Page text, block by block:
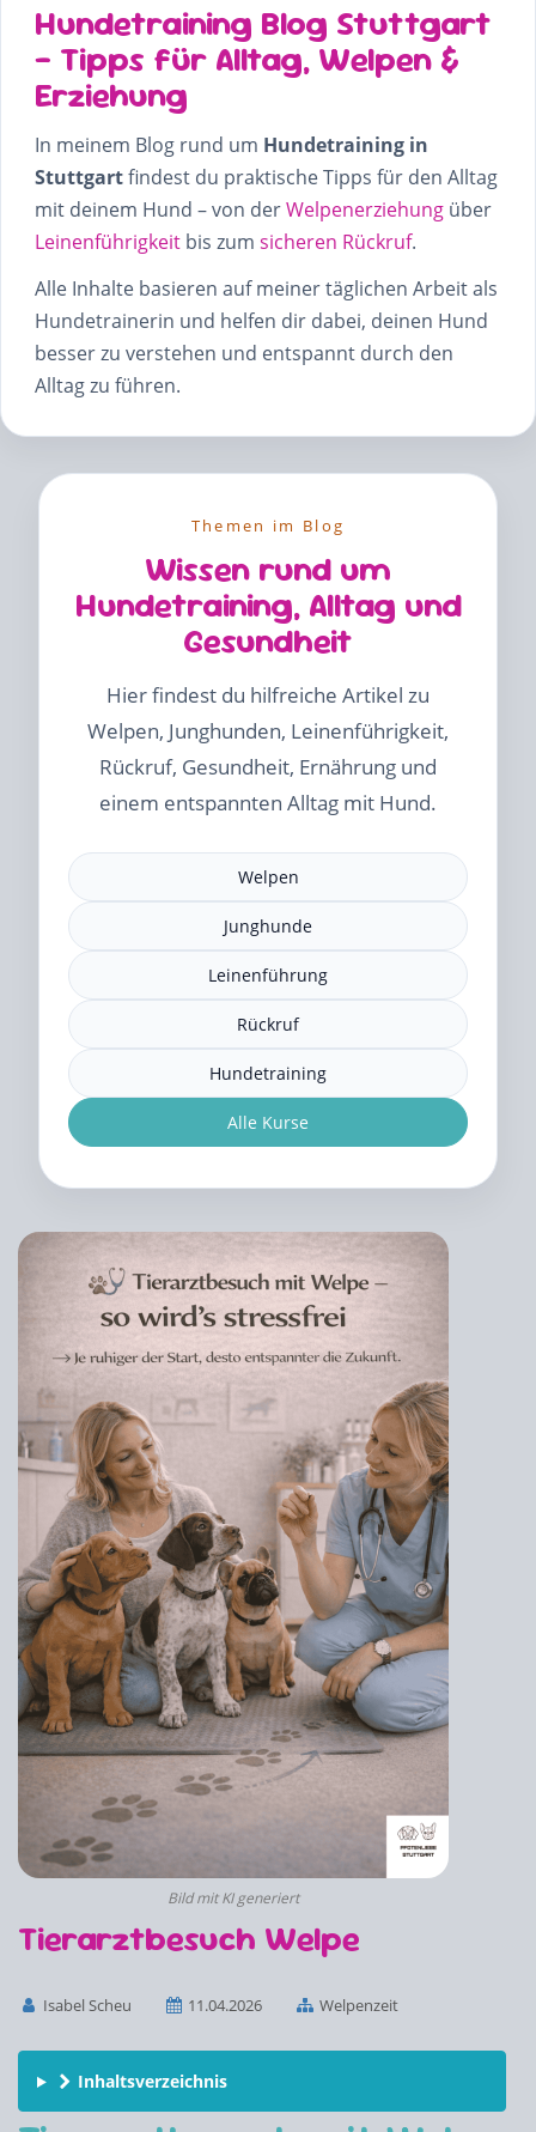
Hundetraining Blog Stuttgart
– Tipps für Alltag, Welpen &
Erziehung
In meinem Blog rund um Hundetraining in
Stuttgartfindest du praktische Tipps für den Alltag
mit deinem Hund – von derWelpenerziehung über
Leinenführigkeit bis zum sicheren Rückruf.
Alle Inhalte basieren auf meiner täglichen Arbeit als
Hundetrainerin und helfen dir dabei, deinen Hund
besser zu verstehen und entspannt durch den
Alltag zu führen.
Themen im Blog
Wissen rund um
Hundetraining, Alltag und
Gesundheit
Hier findest du hilfreiche Artikel zu
Welpen, Junghunden, Leinenführigkeit,
Rückruf, Gesundheit, Ernährung und
einem entspannten Alltag mit Hund.
Welpen
Junghunde
Leinenführung
Rückruf
Hundetraining
Alle Kurse
Bild mit KI generiert
Tierarztbesuch Welpe
Isabel Scheu 11.04.2026 Welpenzeit
Inhaltsverzeichnis